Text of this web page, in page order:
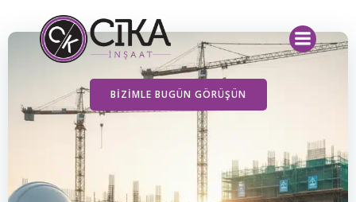
BIZIMLE BUGÜN GÖRÜŞÜN